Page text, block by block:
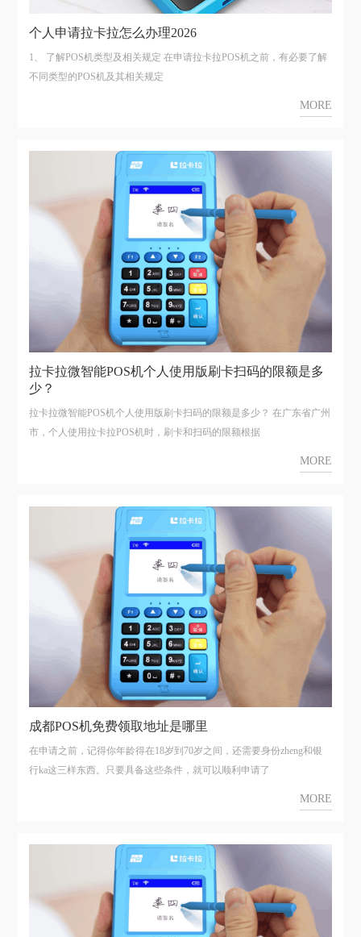
个人申请拉卡拉怎么办理2026
1、 了解POS机类型及相关规定 在申请拉卡拉POS机之前，有必要了解
不同类型的POS机及其相关规定
MORE
拉卡拉微智能POS机个人使用版刷卡扫码的限额是多
少？
拉卡拉微智能POS机个人使用版刷卡扫码的限额是多少？ 在广东省广州
市，个人使用拉卡拉POS机时，刷卡和扫码的限额根据
MORE
成都POS机免费领取地址是哪里
在申请之前，记得你年龄得在18岁到70岁之间，还需要身份zheng和银
行ka这三样东西。只要具备这些条件，就可以顺利申请了
MORE